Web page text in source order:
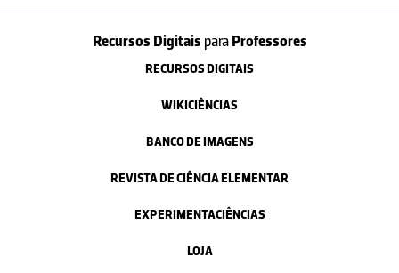
Recursos Digitais paraProfessores
RECURSOS DIGITAIS
WIKICIÊNCIAS
BANCO DE IMAGENS
REVISTA DE CIÊNCIA ELEMENTAR
EXPERIMENTACIÊNCIAS
LOJA